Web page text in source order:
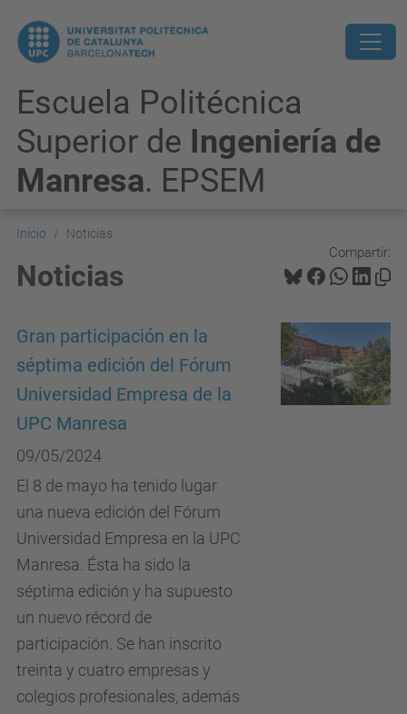
Escuela Politécnica
Superior de Ingeniería de
Manresa. EPSEM
Inicio Noticias
Compartir:
Noticias
Gran participación en la
séptima edición del Fórum
Universidad Empresa de la
UPC Manresa
09/05/2024
El 8 de mayo ha tenido lugar
una nueva edición del Fórum
Universidad Empresa en la UPC
Manresa. Ésta ha sido la
séptima edición y ha supuesto
un nuevo récord de
participación. Se han inscrito
treinta y cuatro empresas y
colegios profesionales, además